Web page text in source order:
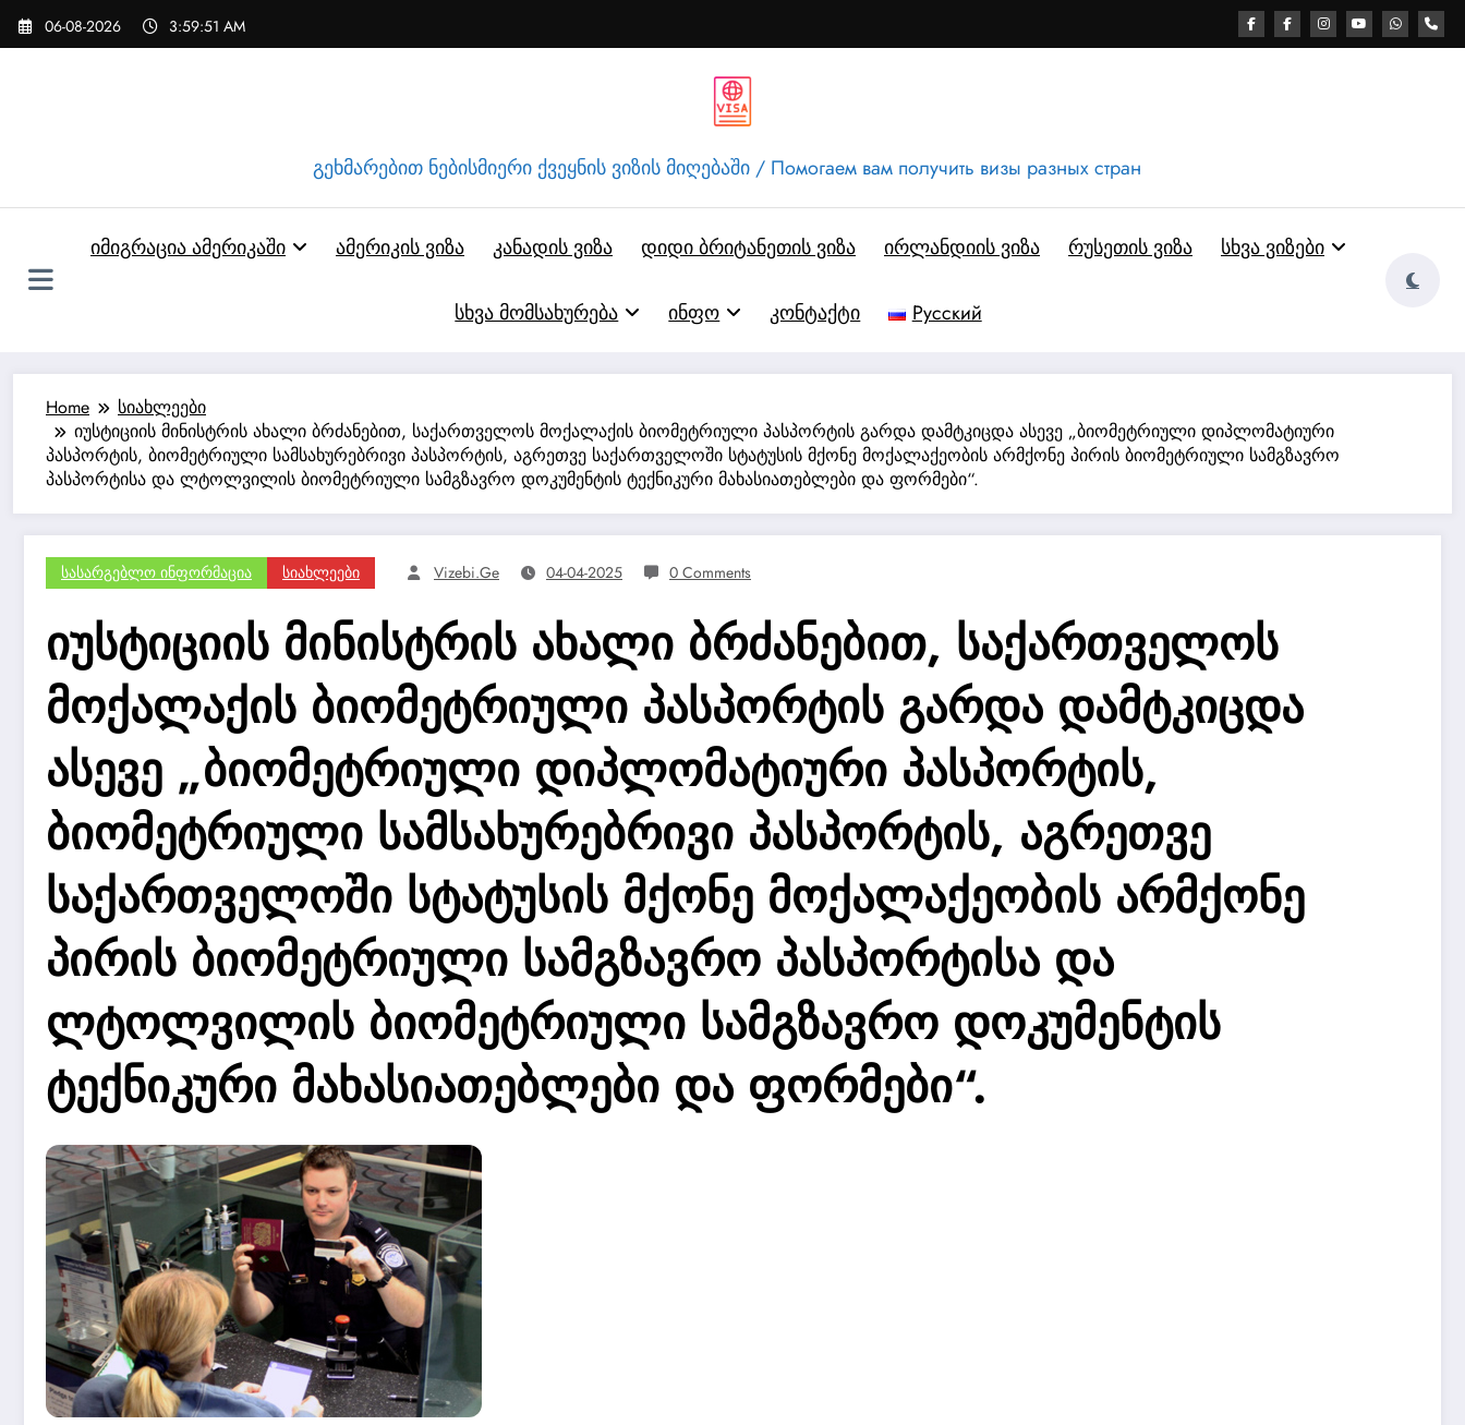
Skip
06-08-2026 3:59:53 AM
გეხმარებით ნებისმიერი ქვეყნის ვიზის მიღებაში / Помогаем вам получить визы разных стран
იმიგრაცია ამერიკაში ამერიკის ვიზა კანადის ვიზა დიდი ბრიტანეთის ვიზა ირლანდიის ვიზა რუსეთის ვიზა სხვა ვიზები
სხვა მომსახურება ინფო კონტაქტი Русский
Home
სიახლეები
იუსტიციის მინისტრის ახალი ბრძანებით, საქართველოს მოქალაქის ბიომეტრიული პასპორტის გარდა დამტკიცდა ასევე „ბიომეტრიული დიპლომატიური
პასპორტის, ბიომეტრიული სამსახურებრივი პასპორტის, აგრეთვე საქართველოში სტატუსის მქონე მოქალაქეობის არმქონე პირის ბიომეტრიული სამგზავრო
პასპორტისა და ლტოლვილის ბიომეტრიული სამგზავრო დოკუმენტის ტექნიკური მახასიათებლები და ფორმები“.
Სასარგებლო Ინფორმაცია Სიახლეები Vizebi.ge 04-04-2025 0 Comments
იუსტიციის მინისტრის ახალი ბრძანებით, საქართველოს
მოქალაქის ბიომეტრიული პასპორტის გარდა დამტკიცდა
ასევე „ბიომეტრიული დიპლომატიური პასპორტის,
ბიომეტრიული სამსახურებრივი პასპორტის, აგრეთვე
საქართველოში სტატუსის მქონე მოქალაქეობის არმქონე
პირის ბიომეტრიული სამგზავრო პასპორტისა და
ლტოლვილის ბიომეტრიული სამგზავრო დოკუმენტის
ტექნიკური მახასიათებლები და ფორმები“.